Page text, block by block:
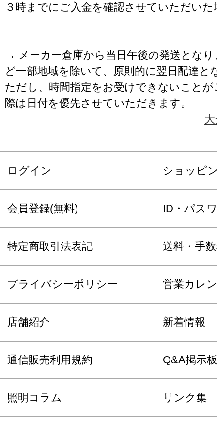
３時までにご入金を確認させていただいた
→ メーカー倉庫から当日午後の発送となり
ど一部地域を除いて、原則的に翌日配達と
ただし、時間指定をお受けできないこと
際は日付を優先させていただきます。
ログイン ショッピ
会員登録(無料) ID・パス
特定商取引法表記 送料・手
プライバシーポリシー 営業カレ
店舗紹介 新着情報
通信販売利用規約 Q&A掲示板
照明コラム リンク集